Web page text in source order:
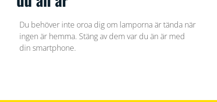
Du behöver inte oroa dig om lamporna är tända när
ingen är hemma. Stäng av dem var du än är med
din smartphone.